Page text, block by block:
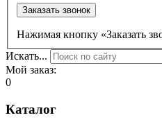
Заказать звонок
Нажимая кнопку «Заказать
Искать...
Мой заказ:
0
Каталог